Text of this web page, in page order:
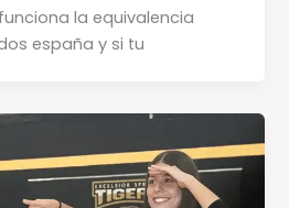
la equivalencia
españa y si tu